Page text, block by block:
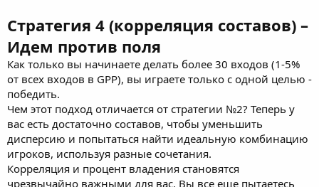
Стратегия 4 (корреляция составов) –
Идем против поля
Как только вы начинаете делать более 30 входов (1-5%
от всех входов в GPP), вы играете только с одной целью -
победить.
Чем этот подход отличается от стратегии №2? Теперь у
вас есть достаточно составов, чтобы уменьшить
дисперсию и попытаться найти идеальную комбинацию
игроков, используя разные сочетания.
Корреляция и процент владения становятся
чрезвычайно важными для вас. Вы все еще пытаетесь